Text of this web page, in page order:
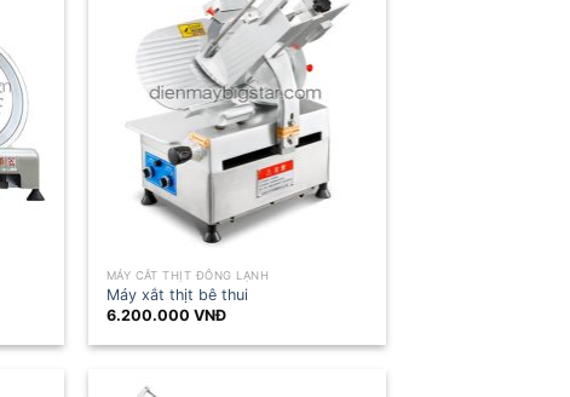
MÁY CẮT THỊT ĐÔNG LẠNH
Máy xắt thịt bê thui
6.200.000 VNĐ